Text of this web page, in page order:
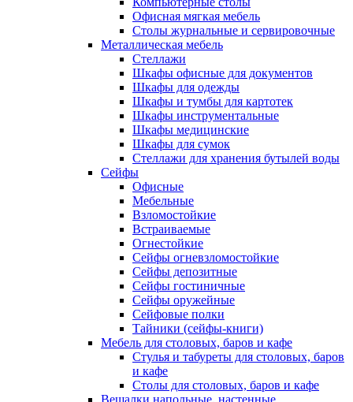
Офисная мягкая мебель
Столы журнальные и сервировочные
Металлическая мебель
Стеллажи
Шкафы офисные для документов
Шкафы для одежды
Шкафы и тумбы для картотек
Шкафы инструментальные
Шкафы медицинские
Шкафы для сумок
Стеллажи для хранения бутылей воды
Сейфы
Офисные
Мебельные
Взломостойкие
Встраиваемые
Огнестойкие
Сейфы огневзломостойкие
Сейфы депозитные
Сейфы гостиничные
Сейфы оружейные
Сейфовые полки
Тайники (сейфы-книги)
Мебель для столовых, баров и кафе
Стулья и табуреты для столовых, баров
и кафе
Столы для столовых, баров и кафе